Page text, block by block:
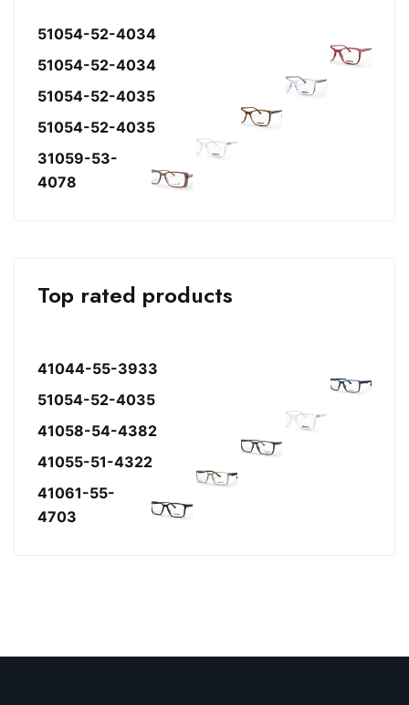
51054-52-4034
51054-52-4034
51054-52-4035
51054-52-4035
31059-53-
4078
Top rated products
41044-55-3933
51054-52-4035
41058-54-4382
41055-51-4322
41061-55-
4703